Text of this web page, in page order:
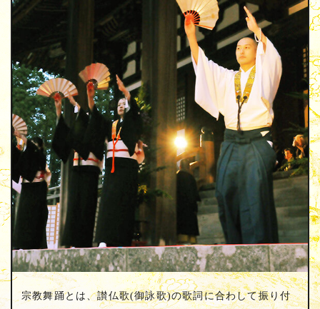
宗教舞踊とは、讃仏歌(御詠歌)の歌詞に合わして振り付